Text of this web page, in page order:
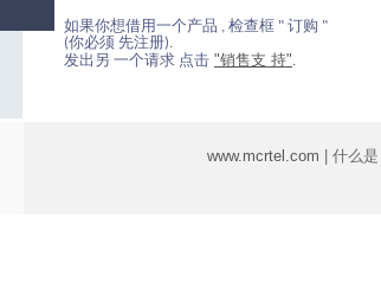
如果你想借用一个产品 , 检查框 " 订购 "
(你必须 先注册).
发出另 一个请求 点击 "销售支 持".
www.mcrtel.com | 什么是